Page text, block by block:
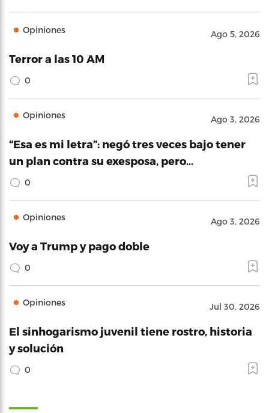
Opiniones Ago 5, 2026
Terror a las 10 AM
0
Opiniones Ago 3, 2026
“Esa es mi letra”: negó tres veces bajo tener
un plan contra su exesposa, pero…
0
Opiniones Ago 3, 2026
Voy a Trump y pago doble
0
Opiniones Jul 30, 2026
El sinhogarismo juvenil tiene rostro, historia
y solución
0